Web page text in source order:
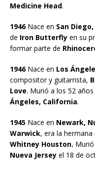
Medicine Head.
1946Nace en San
de Iron Butterfly en su
formar parte de
1946Nace en Los
compositor y guitarrista,
Love. Murió a los 52
Ángeles, California.
1945 Nace en Newark,
Warwick, era la hermana
Whitney Houston.
Nueva Jersey el 18 de